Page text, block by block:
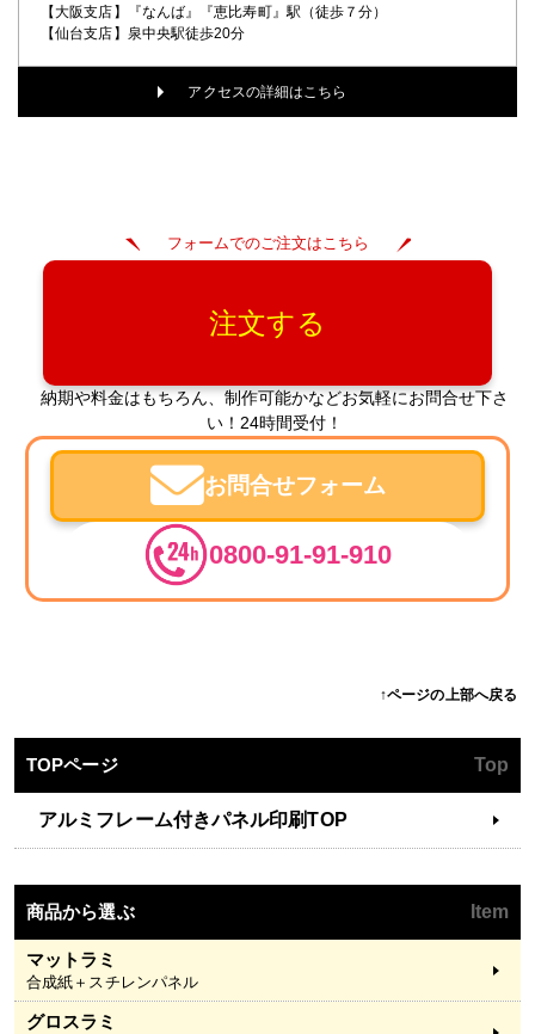
【大阪支店】『なんば』『恵比寿町』駅（徒歩７分）
【仙台支店】泉中央駅徒歩20分
アクセスの詳細はこちら
フォームでのご注文はこちら
注文する
納期や料金はもちろん、制作可能かなどお気軽にお問合せ下さ
い！24時間受付！
お問合せフォーム
0800-91-91-910
↑ページの上部へ戻る
TOPページ Top
アルミフレーム付きパネル印刷TOP
商品から選ぶ Item
マットラミ
合成紙＋スチレンパネル
グロスラミ